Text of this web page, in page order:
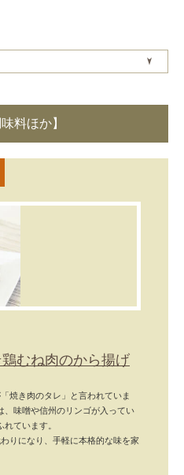
料ほか】
むね肉のから揚げ
焼き肉のタレ」と言われていま
、味噌や信州のリンゴが入ってい
ています。
りになり、手軽に本格的な味を家